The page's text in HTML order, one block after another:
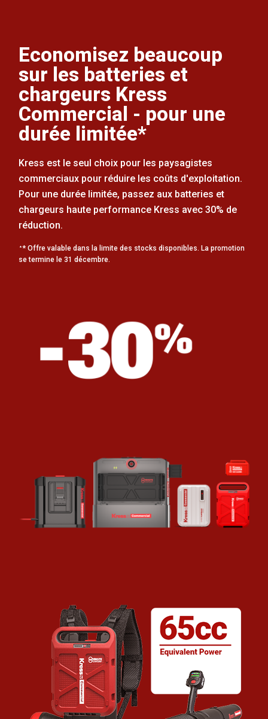
Economisez beaucoup
sur les batteries et
chargeurs Kress
Commercial - pour une
durée limitée*
Kress est le seul choix pour les paysagistes
commerciaux pour réduire les coûts d'exploitation.
Pour une durée limitée, passez aux batteries et
chargeurs haute performance Kress avec 30% de
réduction.
** Offre valable dans la limite des stocks disponibles. La promotion
se termine le 31 décembre.